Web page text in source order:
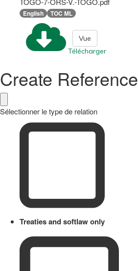
English TOC ML
Télécharger
Vue
Create Reference
Sélectionner le type de relation
Treaties and softlaw only